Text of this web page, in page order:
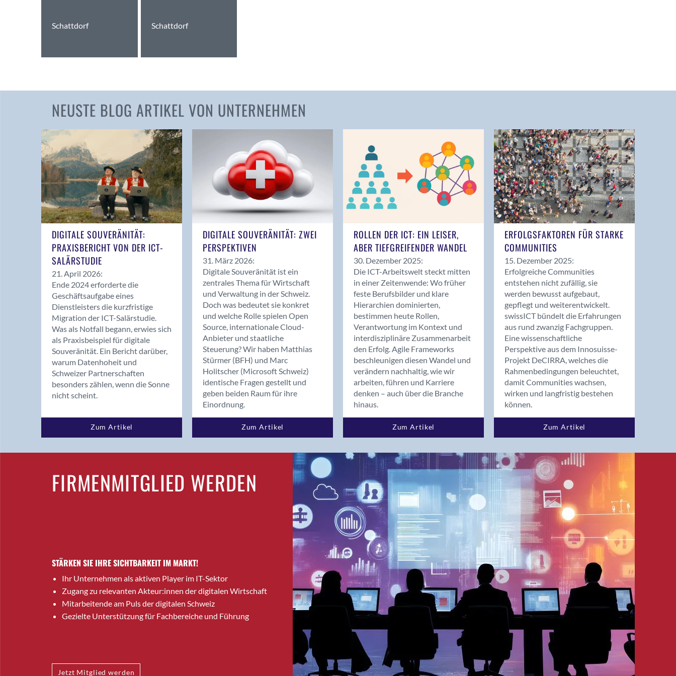
Benken (SG)
Bergdietikon
Berlin
Bern - Liebefeld
Bern-Zollikofen
Biel/Bienne
Bonstetten
Bottighofen
Bremgarten bei Bern
Brig
Brugg
Brugg AG
Brütten
Bubendorf
Bubikon
Buchs (SG)
Burgdorf
Bäretswil
Bülach
Cazis
Davos Platz
Davos Platz 1
Dierikon
Schattdorf Schattdorf
NEUSTE BLOG ARTIKEL VON UNTERNEHMEN
DIGITALE SOUVERÄNITÄT:
PRAXISBERICHT VON DER ICT-
SALÄRSTUDIE
21. April 2026:
Ende 2024 erforderte die
Geschäftsaufgabe eines
Dienstleisters die kurzfristige
Migration der ICT-Salärstudie.
Was als Notfall begann, erwies sich
als Praxisbeispiel für digitale
Souveränität. Ein Bericht darüber,
warum Datenhoheit und
Schweizer Partnerschaften
besonders zählen, wenn die Sonne
nicht scheint.
Zum Artikel
DIGITALE SOUVERÄNITÄT: ZWEI
PERSPEKTIVEN
31. März 2026:
Digitale Souveränität ist ein
zentrales Thema für Wirtschaft
und Verwaltung in der Schweiz.
Doch was bedeutet sie konkret
und welche Rolle spielen Open
Source, internationale Cloud-
Anbieter und staatliche
Steuerung? Wir haben Matthias
Stürmer (BFH) und Marc
Holitscher (Microsoft Schweiz)
identische Fragen gestellt und
geben beiden Raum für ihre
Einordnung.
Zum Artikel
ROLLEN DER ICT: EIN LEISER,
ABER TIEFGREIFENDER WANDEL
30. Dezember 2025:
Die ICT-Arbeitswelt steckt mitten
in einer Zeitenwende: Wo früher
feste Berufsbilder und klare
Hierarchien dominierten,
bestimmen heute Rollen,
Verantwortung im Kontext und
interdisziplinäre Zusammenarbeit
den Erfolg. Agile Frameworks
beschleunigen diesen Wandel und
verändern nachhaltig, wie wir
arbeiten, führen und Karriere
denken – auch über die Branche
hinaus.
Zum Artikel
ERFOLGSFAKTOREN FÜR STARKE
COMMUNITIES
15. Dezember 2025:
Erfolgreiche Communities
entstehen nicht zufällig, sie
werden bewusst aufgebaut,
gepflegt und weiterentwickelt.
swissICT bündelt die Erfahrungen
aus rund zwanzig Fachgruppen.
Eine wissenschaftliche
Perspektive aus dem Innosuisse-
Projekt DeCIRRA, welches die
Rahmenbedingungen beleuchtet,
damit Communities wachsen,
wirken und langfristig bestehen
können.
Zum Artikel
FIRMENMITGLIED WERDEN
STÄRKEN SIE IHRE SICHTBARKEIT IM MARKT!
Ihr Unternehmen als aktiven Player im IT-Sektor
Zugang zu relevanten Akteur:innen der digitalen Wirtschaft
Mitarbeitende am Puls der digitalen Schweiz
Gezielte Unterstützung für Fachbereiche und Führung
Jetzt Mitglied werden